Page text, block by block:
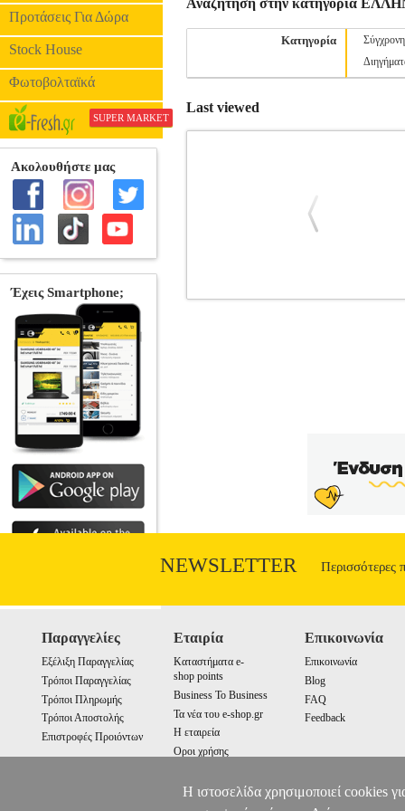
Προτάσεις Για Δώρα
Stock House
Φωτοβολταϊκά
SUPER MARKET
Αναζήτηση στην κατηγορία
Κατηγορία
Last viewed
NEWSLETTER
Παραγγελίες
Εξέλιξη Παραγγελίας
Τρόποι Παραγγελίας
Τρόποι Πληρωμής
Τρόποι Αποστολής
Επιστροφές Προιόντων
Εταιρία
Καταστήματα e-
shop points
Business To Business
Τα νέα του e-shop.gr
Η εταιρεία
Οροι χρήσης
Επικοινωνία
Επικοινωνία
Blog
FAQ
Feedback
Η ιστοσελίδα χρησιμοποιεί cookies